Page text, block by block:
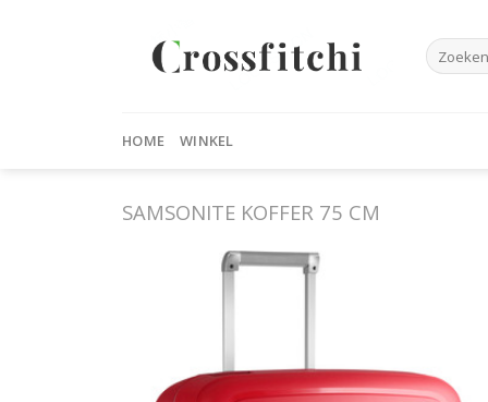
Zoeken
naar:
HOME WINKEL
SAMSONITE KOFFER 75 CM